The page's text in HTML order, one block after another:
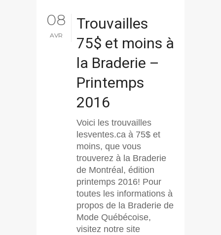
08
AVR
Trouvailles
75$ et moins à
la Braderie –
Printemps
2016
Voici les trouvailles
lesventes.ca à 75$ et
moins, que vous
trouverez à la Braderie
de Montréal, édition
printemps 2016! Pour
toutes les informations à
propos de la Braderie de
Mode Québécoise,
visitez notre site